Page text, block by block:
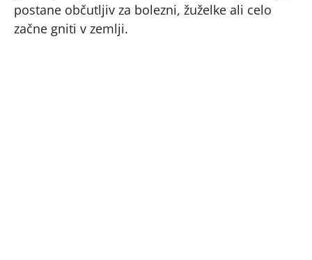
postane občutljiv za bolezni, žuželke ali celo
začne gniti v zemlji.